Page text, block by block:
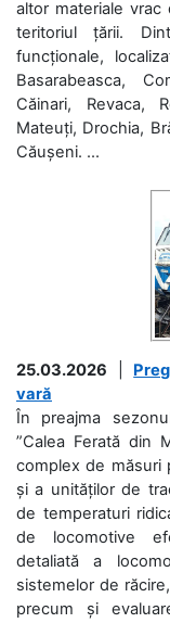
altor materiale
teritoriul țării.
funcționale,
Basarabeasca,
Căinari, Revaca,
Mateuți, Drochia,
Căușeni. ...
25.03.2026
vară
În preajma
”Calea Ferată din
complex de măsuri
și a unităților de
de temperaturi
de locomotive
detaliată a
sistemelor de
precum și